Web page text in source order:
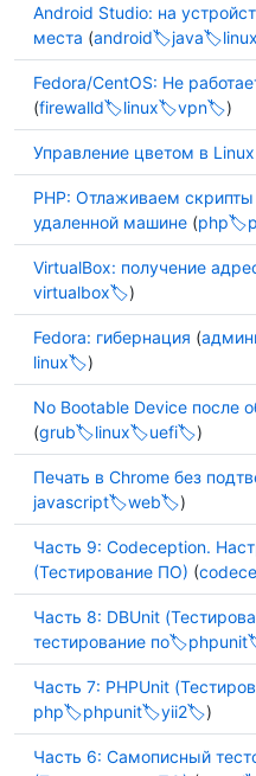
Android Studio: на
места (android java linux
Fedora/CentOS: Не
(firewalld linux vpn )
Управление цветом в Linux
PHP: Отлаживаем
удаленной машине (php
VirtualBox: получение
virtualbox
)
Fedora: гибернация (
linux
)
No Bootable Device после
(grub linux uefi )
Печать в Chrome без
javascript
web )
Часть 9: Codeception.
(Тестирование ПО) (
Часть 8: DBUnit
тестирование по
phpunit
Часть 7: PHPUnit
php
phpunit yii2 )
Часть 6: Самописный